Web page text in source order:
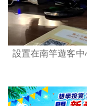
設置在南竿遊客